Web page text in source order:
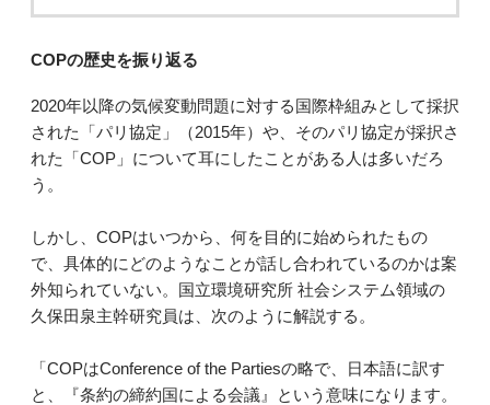
COPの歴史を振り返る
2020年以降の気候変動問題に対する国際枠組みとして採択
された「パリ協定」（2015年）や、そのパリ協定が採択さ
れた「COP」について耳にしたことがある人は多いだろ
う。
しかし、COPはいつから、何を目的に始められたもの
で、具体的にどのようなことが話し合われているのかは案
外知られていない。国立環境研究所 社会システム領域の
久保田泉主幹研究員は、次のように解説する。
「COPはConference of the Partiesの略で、日本語に訳す
と、『条約の締約国による会議』という意味になります。